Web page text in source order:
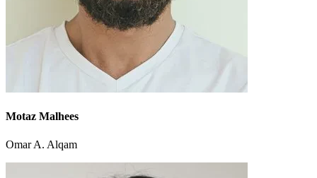
Motaz Malhees
Omar A. Alqam